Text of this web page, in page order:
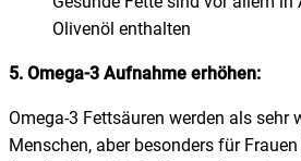
Olivenöl enthalten
5. Omega-3 Aufnahme erhöhen:
Omega-3 Fettsäuren werden als sehr
Menschen, aber besonders für